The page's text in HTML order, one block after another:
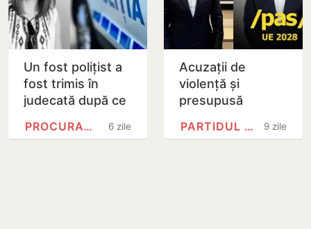
Un fost polițist a
fost trimis în
judecată după ce
proces-verbal pe
6 zile
PROCURATURA ANTICORUPȚIE
Acuzații de
violență și
presupusă
spune Poliția
9 zile
PARTIDUL ACȚIUNE ȘI…